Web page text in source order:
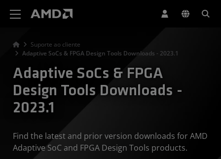
Suporte ao cliente
Adaptive SoCs & FPGA Design Tools Downloads - 2023.1
Adaptive SoCs & FPGA
Design Tools Downloads -
2023.1
Find the latest and prior version downloads for AMD
Adaptive SoC and FPGA Design Tools products.